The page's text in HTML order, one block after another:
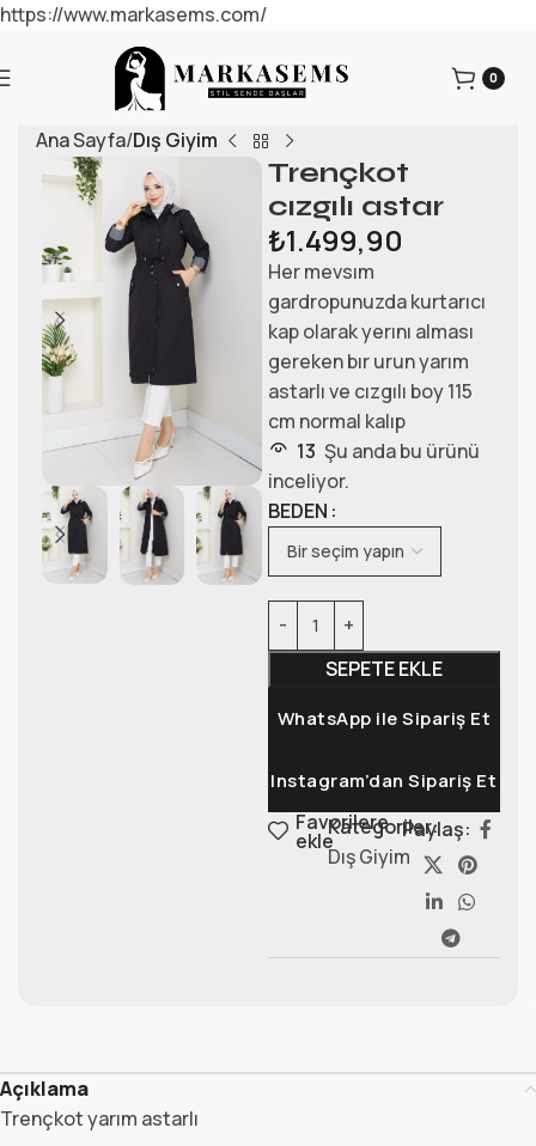
https://www.markasems.com/
0
Ana Sayfa Dış Giyim
Trençkot
cızgılı astar
₺1.499,90
Her mevsım
gardropunuzda kurtarıcı
kap olarak yerını alması
gereken bır urun yarım
astarlı ve cızgılı boy 115
cm normal kalıp
13 Şu anda bu ürünü
inceliyor.
BEDEN
SEPETE EKLE
WhatsApp ile Sipariş Et
Instagram’dan Sipariş Et
Favorilere
ekle
Kategoriler:
Dış Giyim
Paylaş:
Açıklama
Trençkot yarım astarlı